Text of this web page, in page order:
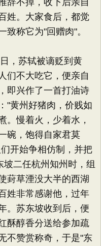
辞不掉，收下后亲自
姓。大家食后，都觉
致称它为"回赠肉"。
，苏轼被谪贬到黄
们不大吃它，便亲自
即兴作了一首打油诗
"黄州好猪肉，价贱如
。慢着火，少着水，
碗，饱得自家君莫
开始争相仿制，并把
二任杭州知州时，组
葑草湮没大半的西湖
姓非常感谢他，过年
。苏东坡收到后，便
酥醇香分送给参加疏
不赞赏称奇，于是"东